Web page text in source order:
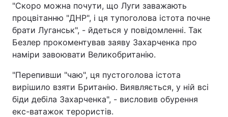
Головна Війна
Україна Політика
Економіка Світ
"Скоро можна почути, що Луги заважають
процвітанню "ДНР", і ця тупоголова істота почне
брати Луганськ", - йдеться у повідомленні. Так
Безлер прокоментував заяву Захарченка про
наміри завоювати Великобританію.
"Перепивши "чаю", ця пустоголова істота
вирішило взяти Британію. Виявляється, у ній всі
біди дебіла Захарченка", - висловив обурення
екс-ватажок терористів.